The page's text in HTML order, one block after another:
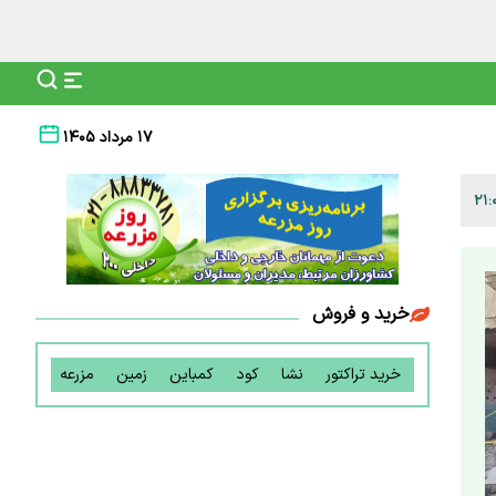
۱۷ مرداد ۱۴۰۵
خرید و فروش
خرید تراکتور نشا کود کمباین زمین مزرعه